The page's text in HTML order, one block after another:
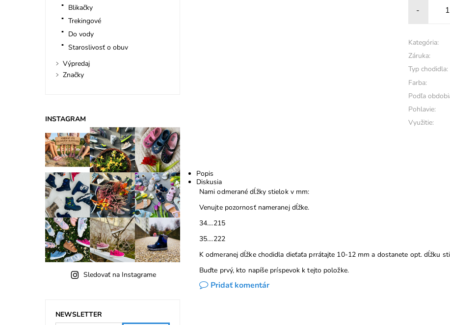
-
Kategória:
Záruka:
Typ chodidla:
Farba:
Podľa
Pohlavie:
Využitie:
Popis
Diskusia
Nami odmerané dĺžky stielok v mm:
Venujte pozornosť nameranej dĺžke.
34....215
35....222
K odmeranej dĺžke chodidla dieťaťa prrátajte 10-12 mm a dostanete opt. dĺžku
Buďte prvý, kto napíše príspevok k tejto položke.
Pridať komentár
Blikačky
Trekingové
Do vody
Staroslivosť o obuv
Výpredaj
Značky
INSTAGRAM
Sledovať na Instagrame
NEWSLETTER